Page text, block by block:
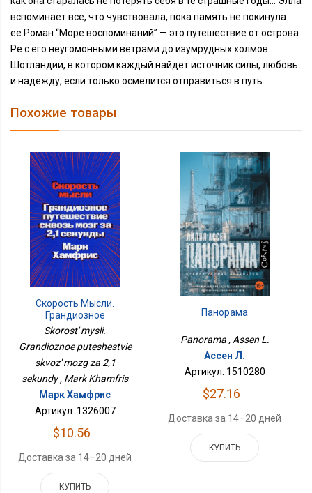
вспоминает все, что чувствовала, пока память не покинула
ее.Роман “Море воспоминаний” — это путешествие от острова
Ре с его неугомонными ветрами до изумрудных холмов
Шотландии, в котором каждый найдет источник силы, любовь
и надежду, если только осмелится отправиться в путь.
Похожие товары
Скорость Мысли.
Грандиозное
Путешествие Сквозь
Мозг За 2,1 Секунды
Skorost' mysli.
Grandioznoe puteshestvie
skvoz' mozg za 2,1
sekundy , Mark Khamfris
Марк Хамфрис
Артикул: 1326007
$10.56
Доставка за 14–20 дней
КУПИТЬ
Панорама
Panorama , Assen L.
Ассен Л.
Артикул: 1510280
$27.16
Доставка за 14–20 дней
КУПИТЬ